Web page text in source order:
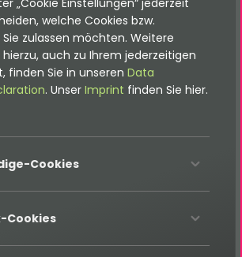
per Mail, wenn passende
werden
eine Anfrage stellen, die
bewerten zu lassen
Formular)
setzen
Anbieten eigener
Schutz für Anfrage-Formular
(XML-Format)
„Cookie Einstellungen“ jederzeit
welche Cookies bzw.
zulassen möchten. Weitere
auch zu Ihrem jederzeitigen
finden Sie in unseren Data
. Unser Imprint finden Sie hier.
Cookies
Cookies